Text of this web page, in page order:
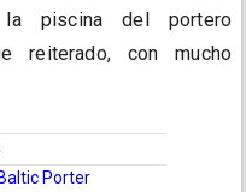
la piscina del portero
reiterado, con mucho
Baltic Porter